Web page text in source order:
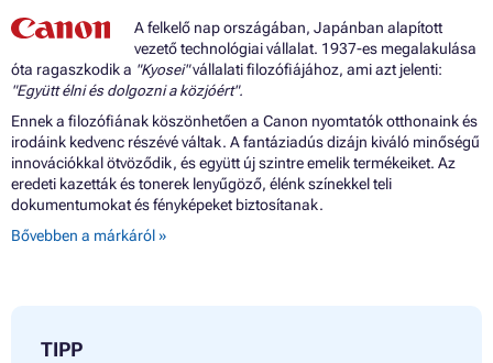
A felkelő nap országában, Japánban alapított
vezető technológiai vállalat. 1937-es megalakulása
óta ragaszkodik a "Kyosei"vállalati filozófiájához, ami azt jelenti:
"Együtt élni és dolgozni a közjóért".
Ennek a filozófiának köszönhetően a Canon nyomtatók otthonaink és
irodáink kedvenc részévé váltak. A fantáziadús dizájn kiváló minőségű
innovációkkal ötvöződik, és együtt új szintre emelik termékeiket. Az
eredeti kazetták és tonerek lenyűgöző, élénk színekkel teli
dokumentumokat és fényképeket biztosítanak.
Bővebben a márkáról »
TIPP